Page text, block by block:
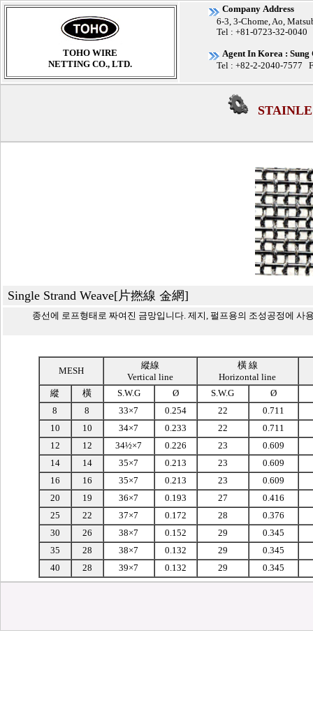
TOHO WIRE
NETTING CO., LTD.
Company Address
6-3, 3-Chome, Ao,
Tel : +81-0723-32-0040
Agent In Korea :
Tel : +82-2-2040-7577
Single Strand Weave[片撚線 金網]
종선에 로프형태로 짜여진 금망입니다. 제지, 펄프용의 조성공정에
MESH
縱線
Vertical line
橫 線
Horizontal line
縱
橫 S.W.G Ø S.W.G
Ø
8
8 33×7 0.254 22
0.711
10
10 34×7 0.233 22
0.711
12
12 34½×7 0.226 23
0.609
14
14 35×7 0.213 23
0.609
16
16 35×7 0.213 23
0.609
20
19 36×7 0.193 27
0.416
25
22 37×7 0.172 28
0.376
30
26 38×7 0.152 29
0.345
35
28 38×7 0.132 29
0.345
40
28 39×7 0.132 29 0.345